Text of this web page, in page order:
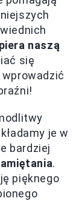
naszą
się
je w
bardziej
.
pięknego